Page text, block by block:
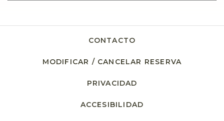
CONTACTO
MODIFICAR / CANCELAR RESERVA
PRIVACIDAD
ACCESIBILIDAD